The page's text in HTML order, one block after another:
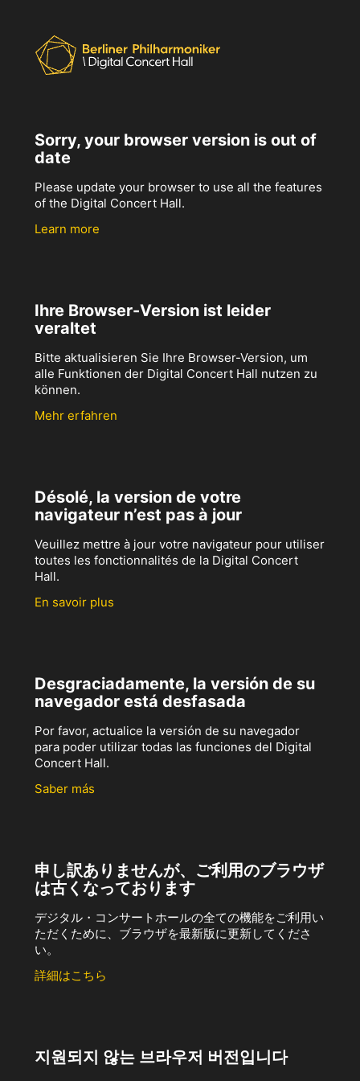
Sorry, your browser version is out of
date
Please update your browser to use all the features
of the Digital Concert Hall.
Learn more
Ihre Browser-Version ist leider
veraltet
Bitte aktualisieren Sie Ihre Browser-Version, um
alle Funktionen der Digital Concert Hall nutzen zu
können.
Mehr erfahren
Désolé, la version de votre
navigateur n’est pas à jour
Veuillez mettre à jour votre navigateur pour utiliser
toutes les fonctionnalités de la Digital Concert
Hall.
En savoir plus
Desgraciadamente, la versión de su
navegador está desfasada
Por favor, actualice la versión de su navegador
para poder utilizar todas las funciones del Digital
Concert Hall.
Saber más
申し訳ありませんが、ご利用のブラウザ
は古くなっております
デジタル・コンサートホールの全ての機能をご利用い
ただくために、ブラウザを最新版に更新してくださ
い。
詳細はこちら
지원되지 않는 브라우저 버전입니다